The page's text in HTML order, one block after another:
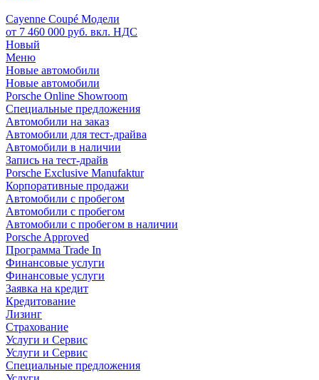
Cayenne Coupé Модели
от 7 460 000 руб. вкл. НДС
Новый
Меню
Новые автомобили
Новые автомобили
Porsche Online Showroom
Специальные предложения
Автомобили на заказ
Автомобили для тест-драйва
Автомобили в наличии
Запись на тест-драйв
Porsche Exclusive Manufaktur
Корпоративные продажи
Автомобили с пробегом
Автомобили с пробегом
Автомобили с пробегом в наличии
Porsche Approved
Программа Trade In
Финансовые услуги
Финансовые услуги
Заявка на кредит
Кредитование
Лизинг
Страхование
Услуги и Сервис
Услуги и Сервис
Специальные предложения